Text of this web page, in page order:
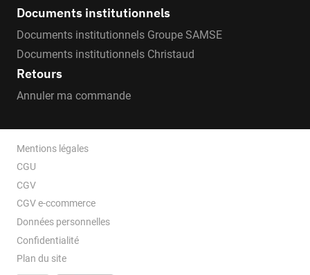
Documents institutionnels
Documents institutionnels Groupe SAMSE
Documents institutionnels Christaud
Retours
Annuler ma commande
Mentions légales
CGU
CGV
CGV e-ccommerce
Données personnelles
Confidentialité
Plan du site